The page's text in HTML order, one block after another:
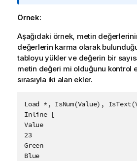
n
o
t
u
Örnek:
Aşağıdaki örnek, metin
değerlerin karma olarak
tabloyu yükler ve değerin bir
metin değeri mi olduğunu kontrol
sırasıyla iki alan ekler.
Load *, IsNum(Value),
Inline [
Value
23
Green
Blue